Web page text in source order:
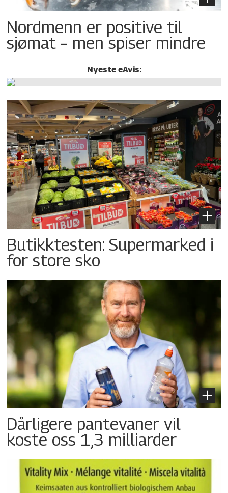
Nordmenn er positive til
sjømat – men spiser mindre
Nyeste eAvis:
Butikktesten: Supermarked i
for store sko
Dårligere pantevaner vil
koste oss 1,3 milliarder